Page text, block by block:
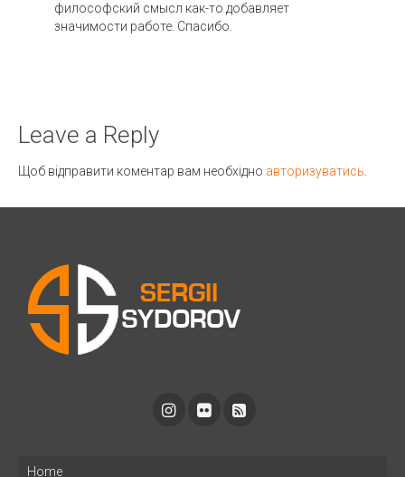
философский смысл как-то добавляет
значимости работе. Спасибо.
Leave a Reply
Щоб відправити коментар вам необхідно авторизуватись
Home